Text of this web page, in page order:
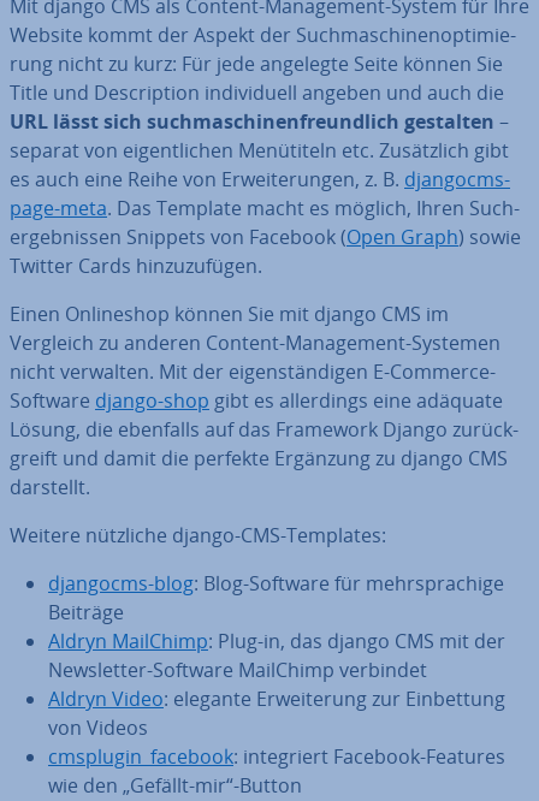
Mit django CMS als Content-Ma­nage­ment-System für Ihre
Website kommt der Aspekt der Such­ma­schi­nen­op­ti­mie­
rung nicht zu kurz: Für jede angelegte Seite können Sie
Title und De­scrip­ti­on in­di­vi­du­ell angeben und auch die
URL lässt sich such­ma­schi­nen­freund­lich gestalten –
separat von ei­gent­li­chen Me­nü­ti­teln etc. Zu­sätz­lich gibt
es auch eine Reihe von Er­wei­te­run­gen, z. B. djangocms-
page-meta. Das Template macht es möglich, Ihren Such­
ergeb­nis­sen Snippets von Facebook (Open Graph) sowie
Twitter Cards hin­zu­zu­fü­gen.
Einen On­line­shop können Sie mit django CMS im
Vergleich zu anderen Content-Ma­nage­ment-Systemen
nicht verwalten. Mit der ei­gen­stän­di­gen E-Commerce-
Software django-shop gibt es al­ler­dings eine adäquate
Lösung, die ebenfalls auf das Framework Django zu­rück­
greift und damit die perfekte Ergänzung zu django CMS
darstellt.
Weitere nützliche django-CMS-Templates:
djangocms-blog: Blog-Software für mehr­spra­chi­ge
Beiträge
Aldryn MailChimp: Plug-in, das django CMS mit der
News­let­ter-Software MailChimp verbindet
Aldryn Video: elegante Er­wei­te­rung zur Ein­bet­tung
von Videos
cmsplugin_facebook: in­te­griert Facebook-Features
wie den „Gefällt-mir“-Button